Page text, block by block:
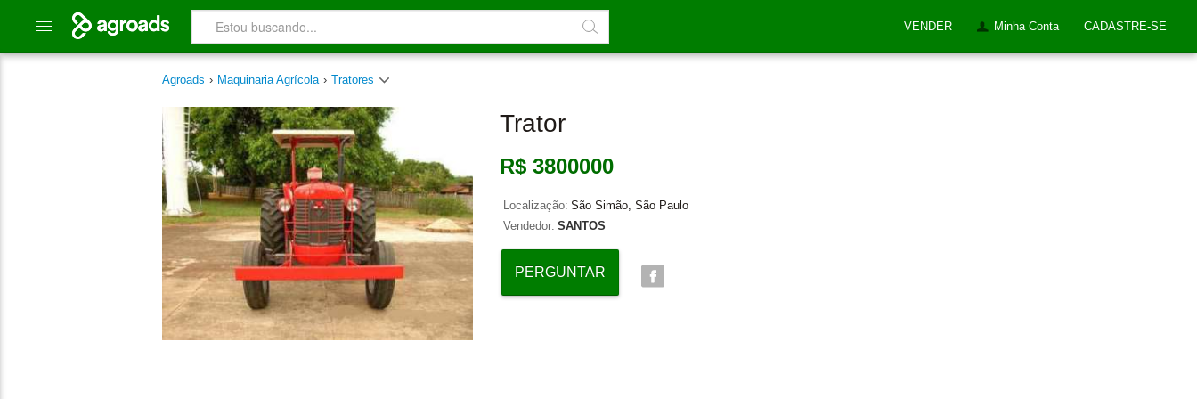
VENDER Minha Conta CADASTRE-SE
Agroads › Maquinaria Agrícola › Tratores
Trator
R$ 3800000
Localização: São Simão, São Paulo
Vendedor: SANTOS
PERGUNTAR